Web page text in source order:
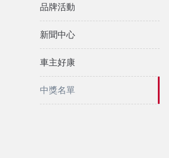
品牌活動
新聞中心
車主好康
中獎名單